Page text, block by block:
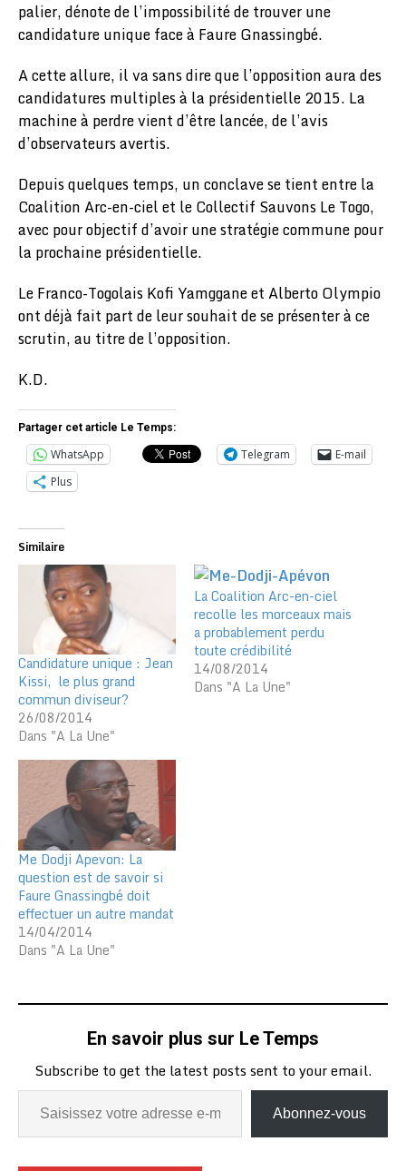
palier, dénote de l’impossibilité de trouver une
candidature unique face à Faure Gnassingbé.
A cette allure, il va sans dire que l’opposition aura des
candidatures multiples à la présidentielle 2015. La
machine à perdre vient d’être lancée, de l’avis
d’observateurs avertis.
Depuis quelques temps, un conclave se tient entre la
Coalition Arc-en-ciel et le Collectif Sauvons Le Togo,
avec pour objectif d’avoir une stratégie commune pour
la prochaine présidentielle.
Le Franco-Togolais Kofi Yamggane et Alberto Olympio
ont déjà fait part de leur souhait de se présenter à ce
scrutin, au titre de l’opposition.
K.D.
Partager cet article Le Temps:
WhatsApp Telegram
E-mail
Plus
Similaire
Candidature unique : Jean
Kissi, le plus grand
commun diviseur?
26/08/2014
Dans "A La Une"
La Coalition Arc-en-ciel
recolle les morceaux mais
a probablement perdu
toute crédibilité
14/08/2014
Dans "A La Une"
Me Dodji Apevon: La
question est de savoir si
Faure Gnassingbé doit
effectuer un autre mandat
14/04/2014
Dans "A La Une"
En savoir plus sur Le Temps
Subscribe to get the latest posts sent to your email.
Abonnez-vous